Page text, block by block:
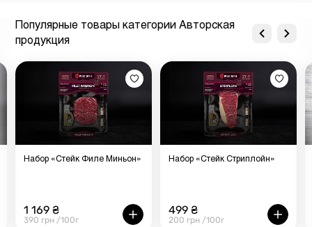
Популярные товары категории Авторская
продукция
Набор «Стейк Филе Миньон»
1 169 ₴
390 грн /100г
Набор «Стейк Стриплойн»
499 ₴
200 грн /100г